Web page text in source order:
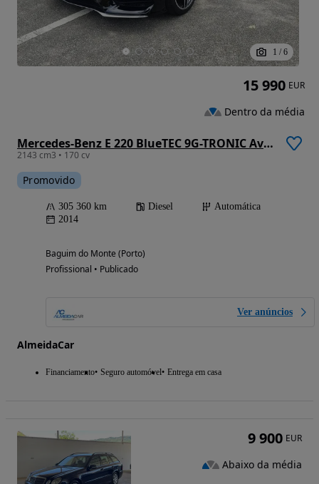
1 / 6
Mercedes-Benz E 220 BlueTEC 9G-TRONIC Avantgarde
2143 cm3 • 170 cv
Promovido
305 360 km Diesel
Automática
2014
Baguim do Monte (Porto)
Profissional • Publicado
Ver anúncios
AlmeidaCar
Financiamento Seguro automóvel Entrega em casa
15 990 EUR
Dentro da média
9 900 EUR
Abaixo da média